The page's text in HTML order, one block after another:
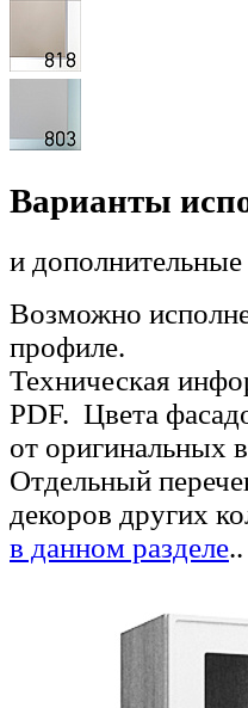
Варианты
и
Возможно
профиле.
Техническая
PDF. Цвета
от оригинальных
Отдельный
декоров других
в данном разделе..